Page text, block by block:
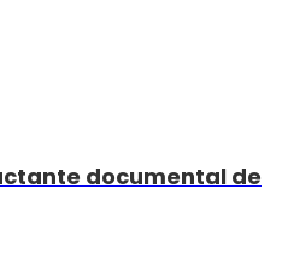
documental de